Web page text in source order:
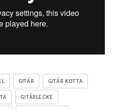
GITÁR GITÁR KOTTA
GITÁRLECKE